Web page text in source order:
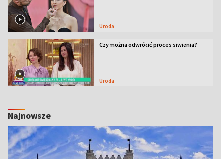
Uroda
Czy można odwrócić proces siwienia?
Uroda
Najnowsze